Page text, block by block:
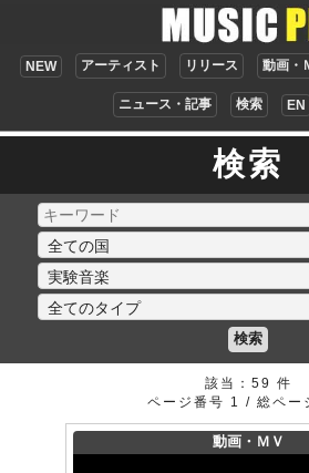
NEW アーティスト リリース 動画・
ニュース・記事 検索 EN
検索
検索
該当：59 件
ページ番号 1 / 総ペー
動画・ＭＶ